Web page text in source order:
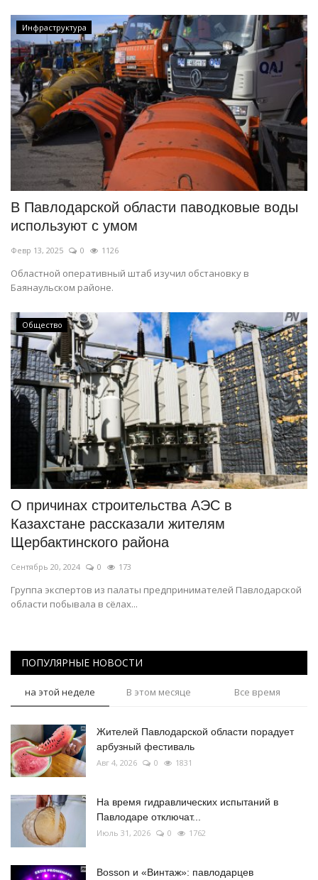
Инфраструктура
В Павлодарской области паводковые воды
используют с умом
Февр 13, 2025 0 1126
Областной оперативный штаб изучил обстановку в
Баянаульском районе.
Общество
О причинах строительства АЭС в
Казахстане рассказали жителям
Щербактинского района
Сентябрь 20, 2024 0 173
Группа экспертов из палаты предпринимателей Павлодарской
области побывала в сёлах...
ПОПУЛЯРНЫЕ НОВОСТИ
на этой неделе В этом месяце Все время
Жителей Павлодарской области порадует
арбузный фестиваль
Авг 4, 2026 0 1831
На время гидравлических испытаний в
Павлодаре отключат...
Июль 31, 2026 0 1762
Bosson и «Винтаж»: павлодарцев